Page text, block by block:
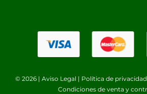
© 2026 | Aviso Legal | Política de privacidad
Condiciones de venta y